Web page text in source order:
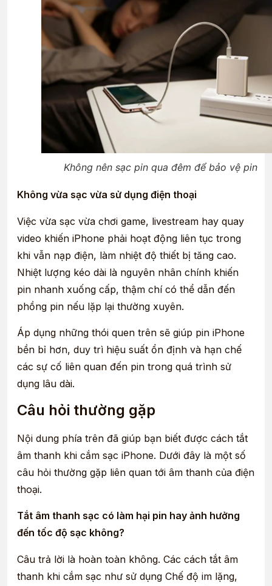
Không nên sạc pin qua đêm để bảo vệ pin
Không vừa sạc vừa sử dụng điện thoại
Việc vừa sạc vừa chơi game, livestream hay quay
video khiến iPhone phải hoạt động liên tục trong
khi vẫn nạp điện, làm nhiệt độ thiết bị tăng cao.
Nhiệt lượng kéo dài là nguyên nhân chính khiến
pin nhanh xuống cấp, thậm chí có thể dẫn đến
phồng pin nếu lặp lại thường xuyên.
Áp dụng những thói quen trên sẽ giúp pin iPhone
bền bỉ hơn, duy trì hiệu suất ổn định và hạn chế
các sự cố liên quan đến pin trong quá trình sử
dụng lâu dài.
Câu hỏi thường gặp
Nội dung phía trên đã giúp bạn biết được cách tắt
âm thanh khi cắm sạc iPhone. Dưới đây là một số
câu hỏi thường gặp liên quan tới âm thanh của điện
thoại.
Tắt âm thanh sạc có làm hại pin hay ảnh hưởng
đến tốc độ sạc không?
Câu trả lời là hoàn toàn không. Các cách tắt âm
thanh khi cắm sạc như sử dụng Chế độ im lặng,